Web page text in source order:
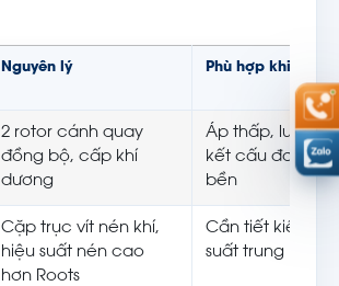
Nguyên lý Phù hợp khi
2 rotor cánh quay
đồng bộ, cấp khí
dương
Áp thấp, lưu
kết cấu đơn
bền
Cặp trục vít nén khí,
hiệu suất nén cao
hơn Roots
Cần tiết kiệm
suất trung bình